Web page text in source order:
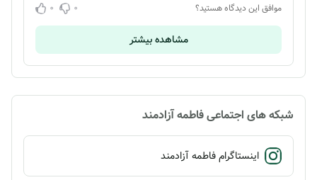
موافق این دیدگاه هستید؟ 0
0
مشاهده بیشتر
شبکه های اجتماعی فاطمه آزادمند
اینستاگرام فاطمه آزادمند